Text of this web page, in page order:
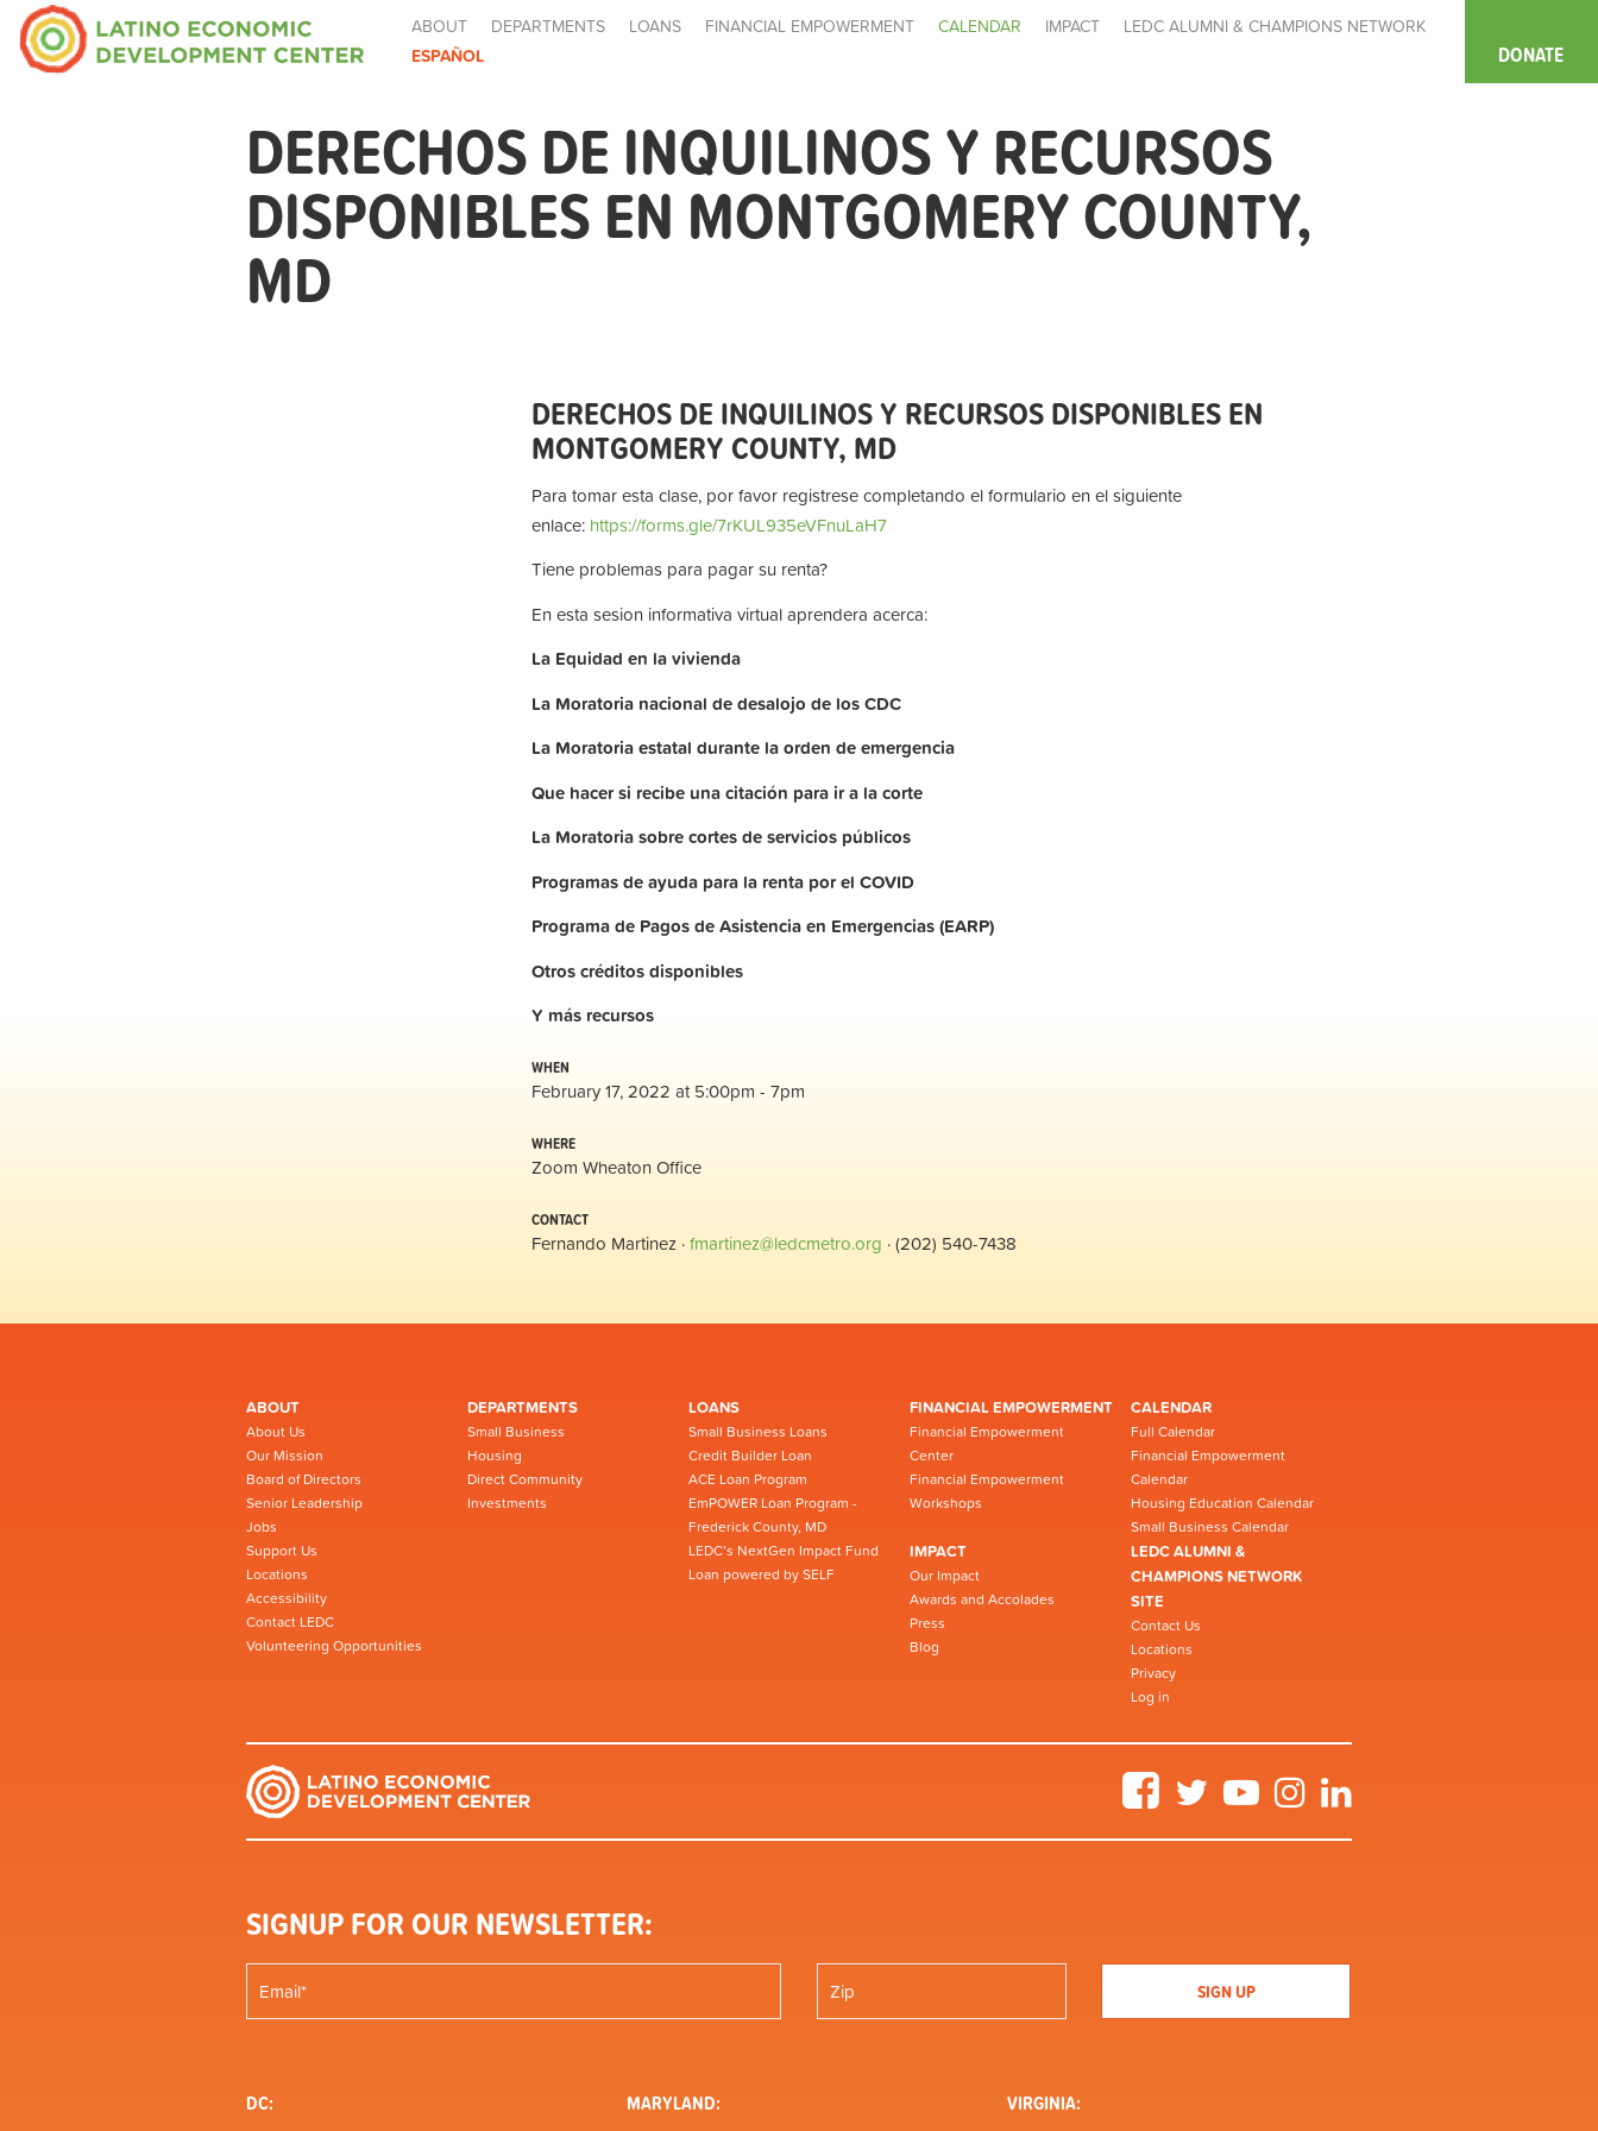
ABOUT DEPARTMENTS LOANS FINANCIAL EMPOWERMENT CALENDAR IMPACT
LEDC ALUMNI & CHAMPIONS NETWORK
ESPAÑOL
DONATE
DERECHOS DE INQUILINOS Y RECURSOS
DISPONIBLES EN MONTGOMERY COUNTY,
MD
DERECHOS DE INQUILINOS Y RECURSOS DISPONIBLES EN
MONTGOMERY COUNTY, MD
Para tomar esta clase, por favor registrese completando el formulario en el siguiente
enlace: https://forms.gle/7rKUL935eVFnuLaH7
Tiene problemas para pagar su renta?
En esta sesion informativa virtual aprendera acerca:
La Equidad en lavivienda
La Moratoria nacional de desalojo de los CDC
La Moratoriaestatal durante laorden deemergencia
Que hacer si recibe una citación para ir a la corte
La Moratoriasobrecortesdeservicios públicos
Programas de ayuda para la renta por el COVID
Programa de Pagos de Asistencia en Emergencias (EARP)
Otroscréditosdisponibles
Y más recursos
WHEN
February 17, 2022 at 5:00pm - 7pm
WHERE
Zoom Wheaton Office
CONTACT
Fernando Martinez ·fmartinez@ledcmetro.org · (202) 540-7438
ABOUT
About Us
Our Mission
Board of Directors
Senior Leadership
Jobs
Support Us
Locations
Accessibility
Contact LEDC
Volunteering Opportunities
DEPARTMENTS
Small Business
Housing
Direct Community
Investments
LOANS
Small Business Loans
Credit Builder Loan
ACE Loan Program
EmPOWER Loan Program -
Frederick County, MD
LEDC’s NextGen Impact Fund
Loan powered by SELF
FINANCIAL EMPOWERMENT
Financial Empowerment
Center
Financial Empowerment
Workshops
CALENDAR
Full Calendar
Financial Empowerment
Calendar
Housing Education Calendar
Small Business Calendar
IMPACT
Our Impact
Awards and Accolades
Press
Blog
LEDC ALUMNI &
CHAMPIONS NETWORK
SITE
Contact Us
Locations
Privacy
Log in
FacebookTwitter YouTubeInstagram
SIGNUP FOR OUR NEWSLETTER:
DC: MARYLAND: VIRGINIA: